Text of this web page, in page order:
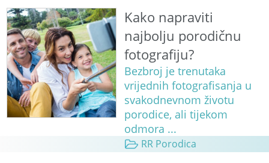
Kako napraviti
najbolju porodičnu
fotografiju?
Bezbroj je trenutaka
vrijednih fotografisanja u
svakodnevnom životu
porodice, ali tijekom
odmora ...
RR Porodica